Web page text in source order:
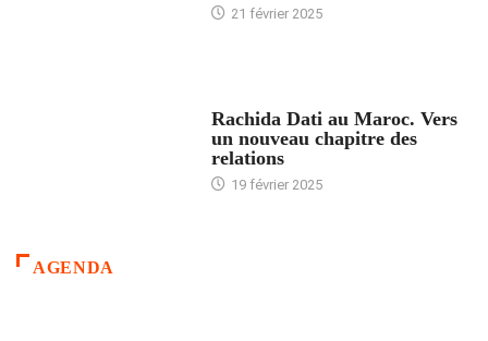
21 février 2025
Rachida Dati au Maroc. Vers
un nouveau chapitre des
relations
19 février 2025
AGENDA